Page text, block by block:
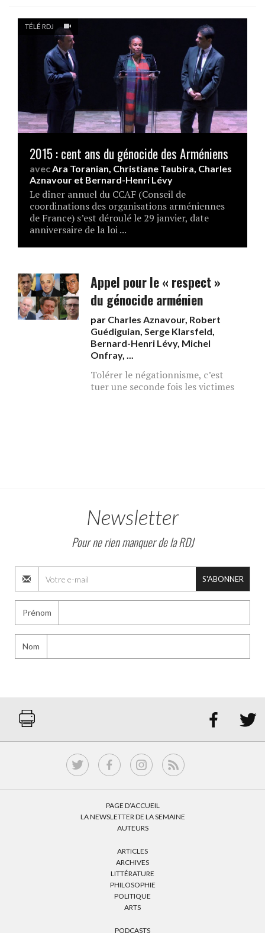
TÉLÉ RDJ
2015 : cent ans du génocide des Arméniens
avecAra Toranian, Christiane Taubira, Charles
Aznavour et Bernard-Henri Lévy
Le dîner annuel du CCAF (Conseil de
coordinations des organisations arméniennes
de France) s’est déroulé le 29 janvier, date
anniversaire de la loi ...
Appel pour le « respect »
du génocide arménien
par Charles Aznavour, Robert
Guédiguian,Serge Klarsfeld,
Bernard-Henri Lévy, Michel
Onfray, ...
Tolérer le négationnisme, c’est
tuer une seconde fois les victimes
Newsletter
Pour ne rien manquer de la RDJ
S'ABONNER
Prénom
Nom
 
PAGE D’ACCUEIL
LA NEWSLETTER DE LA SEMAINE
AUTEURS
ARTICLES
ARCHIVES
LITTÉRATURE
PHILOSOPHIE
POLITIQUE
ARTS
PODCASTS